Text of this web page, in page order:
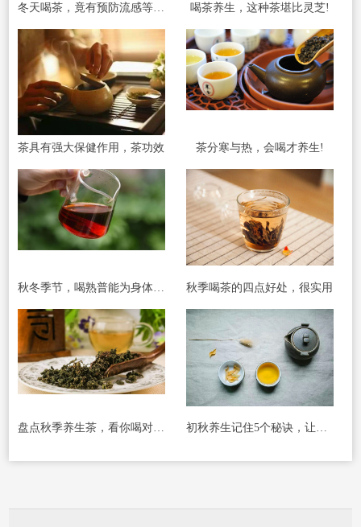
冬天喝茶，竟有预防流感等功效! 喝茶养生，这种茶堪比灵芝!
茶具有强大保健作用，茶功效 茶分寒与热，会喝才养生!
秋冬季节，喝熟普能为身体带来哪些好处? 秋季喝茶的四点好处，很实用
盘点秋季养生茶，看你喝对没有?